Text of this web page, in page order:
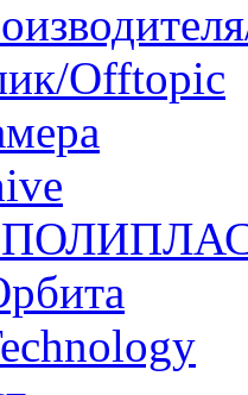
Offtopic